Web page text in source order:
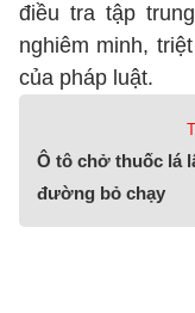
điều tra tập
nghiêm minh,
của pháp luật.
Ô tô chở thuốc lá
đường bỏ chạy